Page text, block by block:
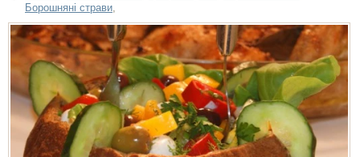
Борошняні страви,